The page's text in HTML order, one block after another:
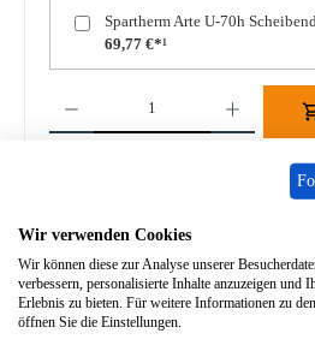
Spartherm Arte U-70h
69,77 €*¹
Wir verwenden Cookies
Wir können diese zur Analyse unserer
verbessern, personalisierte Inhalte anzuzeigen und
Erlebnis zu bieten. Für weitere Informationen zu
öffnen Sie die Einstellungen.